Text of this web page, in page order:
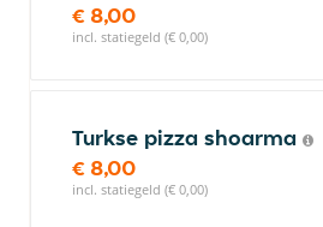
€ 8,00
incl. statiegeld (€ 0,00)
Turkse pizza shoarma
€ 8,00
incl. statiegeld (€ 0,00)